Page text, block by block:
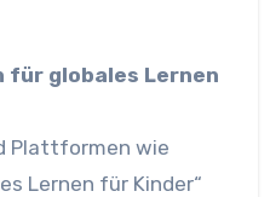
für globales Lernen
Plattformen wie
Lernen für Kinder“